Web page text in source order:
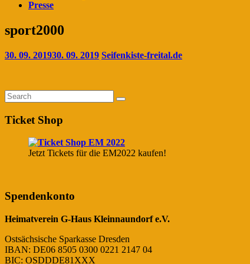
Presse
sport2000
30. 09. 201930. 09. 2019 Seifenkiste-freital.de
Ticket Shop
Jetzt Tickets für die EM2022 kaufen!
Spendenkonto
Heimatverein G-Haus Kleinnaundorf e.V.
Ostsächsische Sparkasse Dresden
IBAN: DE06 8505 0300 0221 2147 04
BIC: OSDDDE81XXX